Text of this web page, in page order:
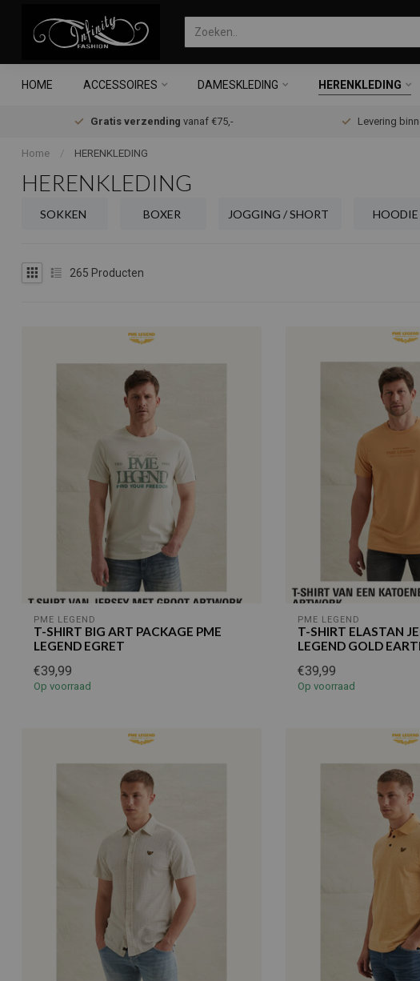
HOME ACCESSOIRES DAMESKLEDING HERENKLEDING
Gratis verzending vanaf €75,- Levering
Home / HERENKLEDING
HERENKLEDING
SOKKEN BOXER JOGGING / SHORT HOODIE
265 Producten
PME LEGEND
T-SHIRT BIG ART PACKAGE PME
LEGEND EGRET
€39,99
Op voorraad
PME LEGEND
T-SHIRT ELASTAN
LEGEND GOLD
€39,99
Op voorraad